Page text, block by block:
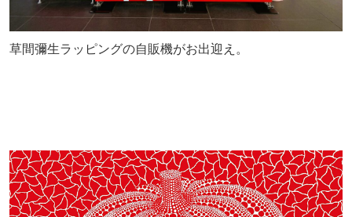
草間彌生ラッピングの自販機がお出迎え。